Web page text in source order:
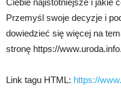
Przemyśl swoje decyzje i
dowiedzieć się więcej na
stronę https://
Link tagu HTML: https://